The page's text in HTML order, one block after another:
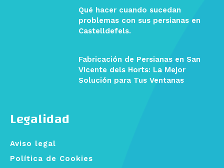
Legalidad
Aviso legal
Política de Cookies
Qué hacer cuando sucedan
problemas con sus persianas en
Castelldefels.
Fabricación de Persianas en San
Vicente dels Horts: La Mejor
Solución para Tus Ventanas